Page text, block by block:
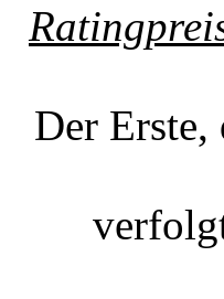
Der Erste,